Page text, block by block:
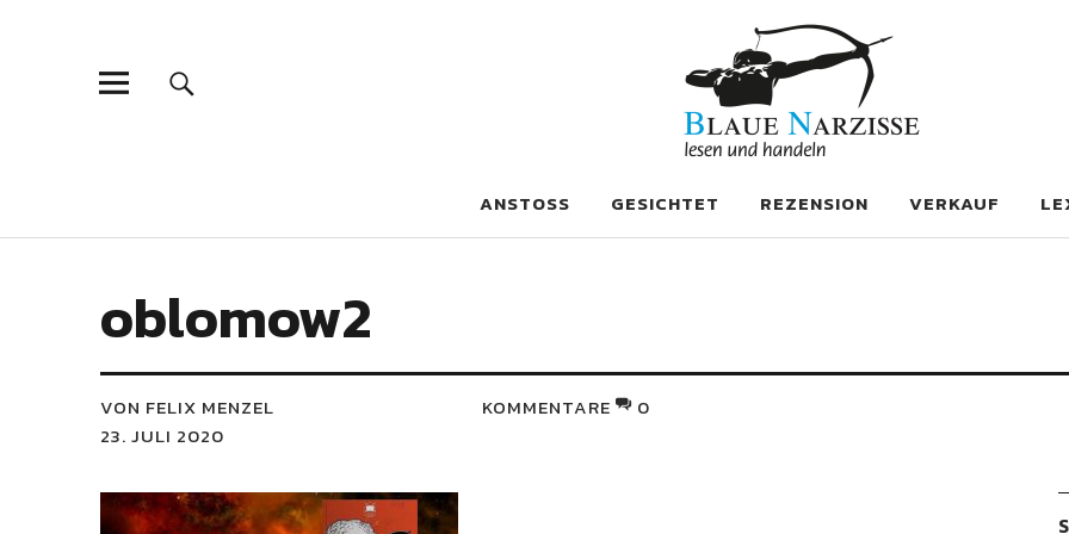
Blaue Narzisse
ANSTOSS GESICHTET REZENSION VERKAUF
oblomow2
VON FELIX MENZEL
23. JULI 2020
KOMMENTARE 0